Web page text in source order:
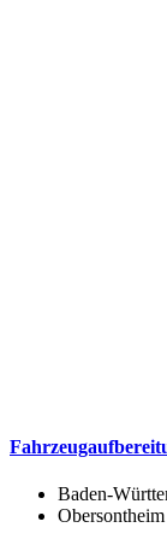
Baden-
Obersontheim